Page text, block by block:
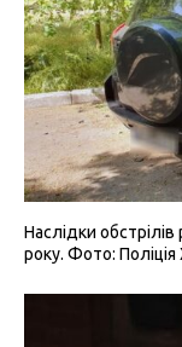
Наслідки
року. Фото: Поліція